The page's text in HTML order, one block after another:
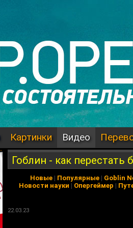
Картинки Видео
Гоблин - как
Новые | Популярные | Goblin
Новости науки | Опергеймер |
22.03.23